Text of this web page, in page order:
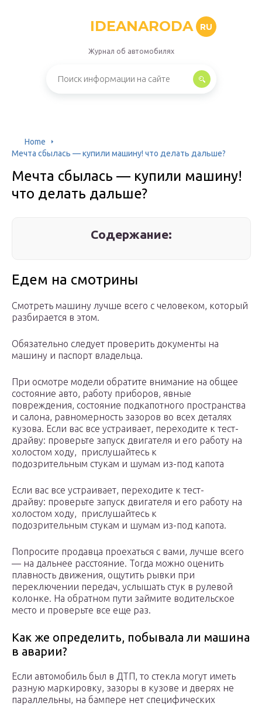
IDEANARODA RU
Журнал об автомобилях
Home
Мечта сбылась — купили машину! что делать дальше?
Мечта сбылась — купили машину!
что делать дальше?
Содержание:
Едем на смотрины
Смотреть машину лучше всего с человеком, который
разбирается в этом.
Обязательно следует проверить документы на
машину и паспорт владельца.
При осмотре модели обратите внимание на общее
состояние авто, работу приборов, явные
повреждения, состояние подкапотного пространства
и салона, равномерность зазоров во всех деталях
кузова. Если вас все устраивает, переходите к тест-
драйву: проверьте запуск двигателя и его работу на
холостом ходу, прислушайтесь к
подозрительным стукам и шумам из-под капота
Если вас все устраивает, переходите к тест-
драйву: проверьте запуск двигателя и его работу на
холостом ходу, прислушайтесь к
подозрительным стукам и шумам из-под капота.
Попросите продавца проехаться с вами, лучше всего
— на дальнее расстояние. Тогда можно оценить
плавность движения, ощутить рывки при
переключении передач, услышать стук в рулевой
колонке. На обратном пути займите водительское
место и проверьте все еще раз.
Как же определить, побывала ли машина
в аварии?
Если автомобиль был в ДТП, то стекла могут иметь
разную маркировку, зазоры в кузове и дверях не
параллельны, на бампере нет специфических